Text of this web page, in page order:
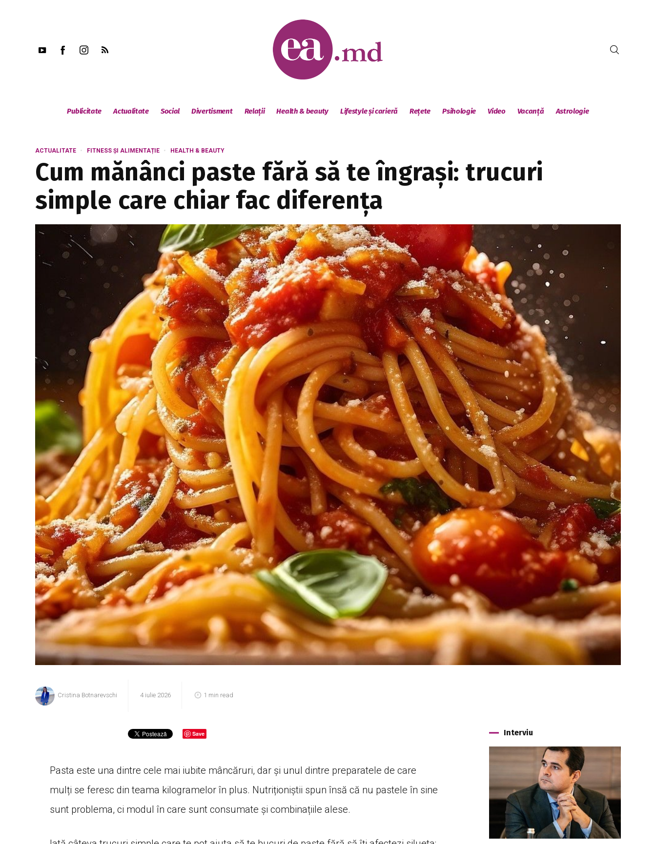
Publicitate Actualitate Social Divertisment Relații Health & beauty Lifestyle și carieră Rețete Psihologie Video Vacanță Astrologie
ACTUALITATE FITNESS ȘI ALIMENTAȚIE HEALTH & BEAUTY
Cum mănânci paste fără să te îngrași: trucuri
simple care chiar fac diferența
Cristina Botnarevschi 4 iulie 2026 1 min read
Save
Pasta este una dintre cele mai iubite mâncăruri, dar și unul dintre preparatele de care
mulți se feresc din teama kilogramelor în plus. Nutriționiștii spun însă că nu pastele în sine
sunt problema, ci modul în care sunt consumate și combinațiile alese.
Interviu